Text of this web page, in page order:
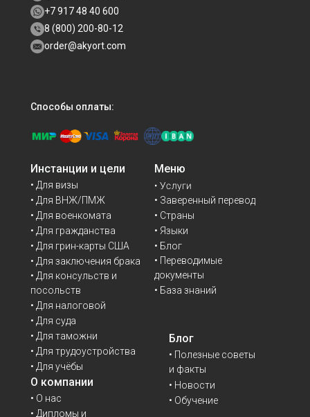
Блог
• Полезные советы
и факты
• Новости
• Обучение
Инстанции и цели
• Для визы
• Для ВНЖ/ПМЖ
• Для военкомата
• Для гражданства
• Для грин-карты США
• Для заключения брака
• Для консульств и
посольств
• Для налоговой
• Для суда
• Для таможни
• Для трудоустройства
• Для учёбы
Меню
• Услуги
• Заверенный перевод
• Страны
• Языки
• Блог
• Переводимые
документы
• База знаний
О компании
• О нас
• Дипломы и
+7 917 48 40 600
8 (800) 200-80-12
order@akyort.com
Способы оплаты: